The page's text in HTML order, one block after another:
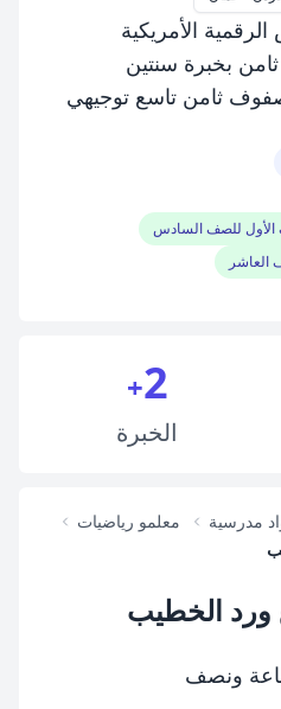
الأمريكية
بخبرة سنتين
ثامن تاسع توجيهي
للصف السادس
العاشر
2
+
الخبرة
مدرسية
معلمو رياضيات
ورد الخطيب
ونصف